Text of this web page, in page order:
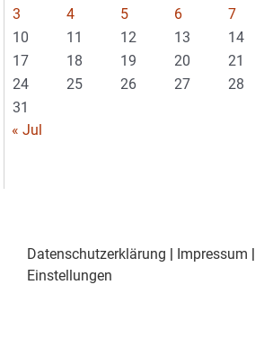
3
4 5 6 7
10
11 12 13 14
17
18 19 20 21
24
25 26 27 28
31
« Jul
Datenschutzerklärung | Impressum |
Einstellungen